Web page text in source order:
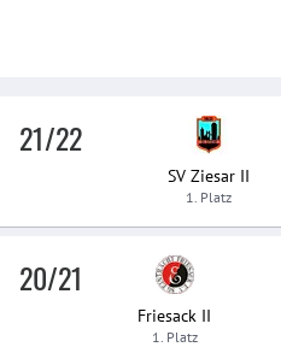
21/22
SV Ziesar II
1. Platz
20/21
Friesack II
1. Platz